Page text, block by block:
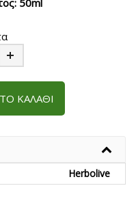
50ml
Plus
ΚΑΛΆΘΙ
Herbolive